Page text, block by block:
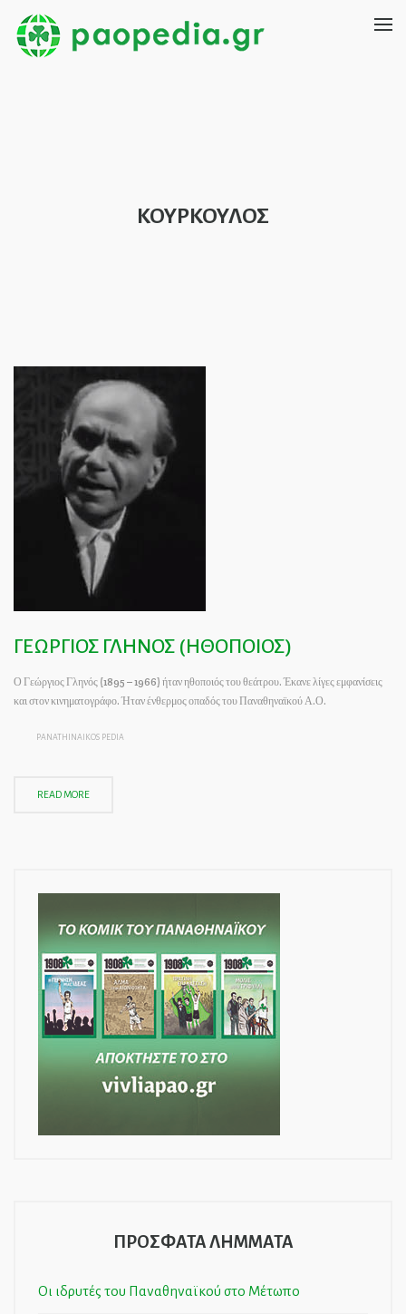
ΚΟΥΡΚΟΥΛΟΣ
ΓΕΩΡΓΙΟΣ ΓΛΗΝΟΣ (ΗΘΟΠΟΙΟΣ)
Ο Γεώργιος Γληνός (1895 – 1966) ήταν ηθοποιός του θεάτρου. Έκανε λίγες εμφανίσεις
και στον κινηματογράφο. Ήταν ένθερμος οπαδός του Παναθηναϊκού Α.Ο.
PANATHINAIKOS PEDIA
READ MORE
ΠΡΟΣΦΑΤΑ ΛΗΜΜΑΤΑ
Οι ιδρυτές του Παναθηναϊκού στο Μέτωπο